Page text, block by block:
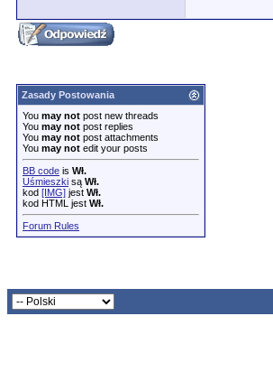
Zasady Postowania
You may not post new threads
You may not post replies
You may not post attachments
You may not edit your posts
BB code is Wł.
Uśmieszki są Wł.
kod [IMG] jest Wł.
kod HTML jest Wł.
Forum Rules